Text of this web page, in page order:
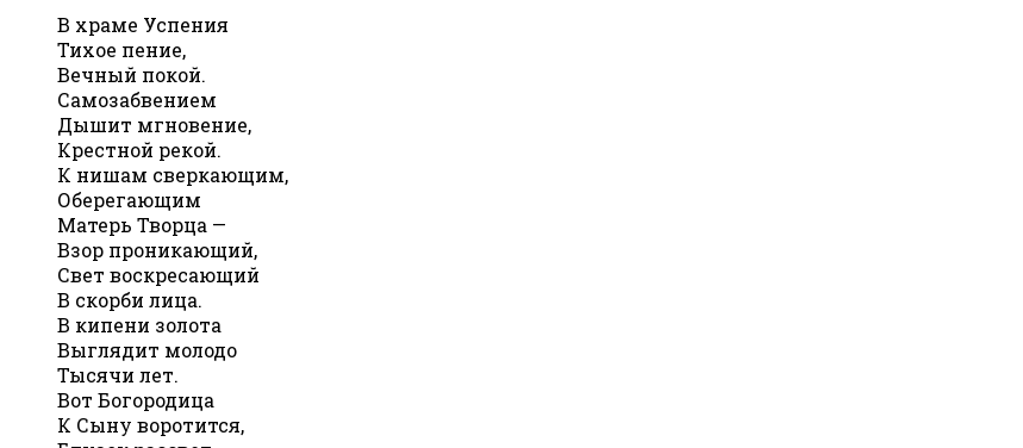
В храме Успения
Тихое пение,
Вечный покой.
Самозабвением
Дышит мгновение,
Крестной рекой.
К нишам сверкающим,
Оберегающим
Матерь Творца —
Взор проникающий,
Свет воскресающий
В скорби лица.
В кипени золота
Выглядит молодо
Тысячи лет.
Вот Богородица
К Сыну воротится,